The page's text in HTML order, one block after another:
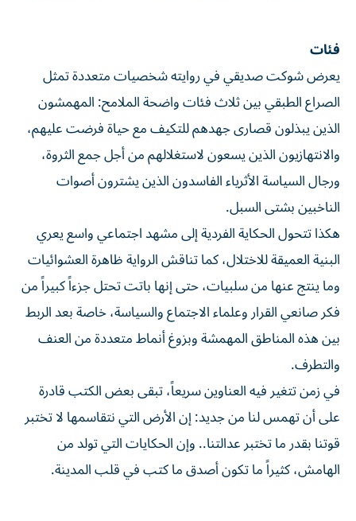
فئات
يعرض شوكت صديقي في روايته شخصيات متعددة تمثل
الصراع الطبقي بين ثلاث فئات واضحة الملامح: المهمشون
الذين يبذلون قصارى جهدهم للتكيف مع حياة فرضت عليهم،
والانتهازيون الذين يسعون لاستغلالهم من أجل جمع الثروة،
ورجال السياسة الأثرياء الفاسدون الذين يشترون أصوات
الناخبين بشتى السبل.
هكذا تتحول الحكاية الفردية إلى مشهد اجتماعي واسع يعري
البنية العميقة للاختلال، كما تناقش الرواية ظاهرة العشوائيات
وما ينتج عنها من سلبيات، حتى إنها باتت تحتل جزءاً كبيراً من
فكر صانعي القرار وعلماء الاجتماع والسياسة، خاصة بعد الربط
بين هذه المناطق المهمشة وبزوغ أنماط متعددة من العنف
والتطرف.
في زمن تتغير فيه العناوين سريعاً، تبقى بعض الكتب قادرة
على أن تهمس لنا من جديد: إن الأرض التي نتقاسمها لا تختبر
قوتنا بقدر ما تختبر عدالتنا.. وإن الحكايات التي تولد من
الهامش، كثيراً ما تكون أصدق ما كتب في قلب المدينة.